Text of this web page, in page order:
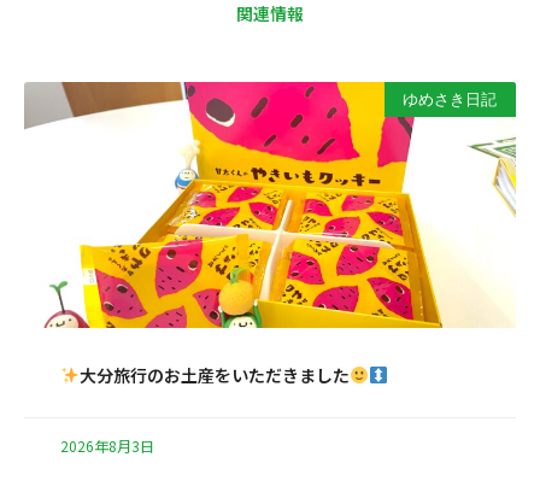
関連情報
ゆめさき日記
大分旅行のお土産をいただきました
2026年8月3日